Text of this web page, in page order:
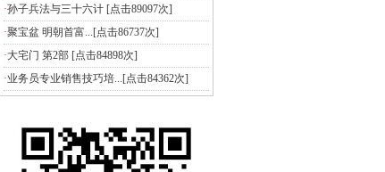
·孙子兵法与三十六计 [点击89097次]
·聚宝盆 明朝首富...[点击86737次]
·大宅门 第2部 [点击84898次]
·业务员专业销售技巧培...[点击84362次]